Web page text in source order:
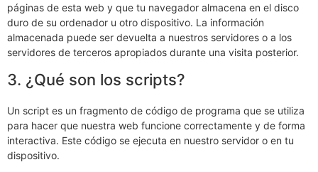
páginas de esta web y que tu navegador almacena en el disco
duro de su ordenador u otro dispositivo. La información
almacenada puede ser devuelta a nuestros servidores o a los
servidores de terceros apropiados durante una visita posterior.
3. ¿Qué son los scripts?
Un script es un fragmento de código de programa que se utiliza
para hacer que nuestra web funcione correctamente y de forma
interactiva. Este código se ejecuta en nuestro servidor o en tu
dispositivo.